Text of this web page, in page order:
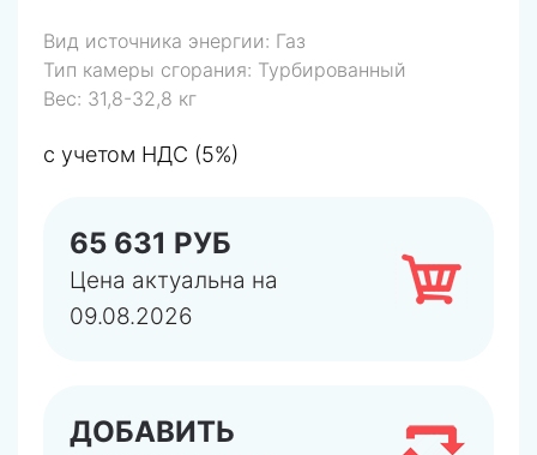
Вид источника энергии: Газ
Тип камеры сгорания: Турбированный
Вес: 31,8-32,8 кг
с учетом НДС (5%)
65 631 РУБ
Цена актуальна на
09.08.2026
ДОБАВИТЬ